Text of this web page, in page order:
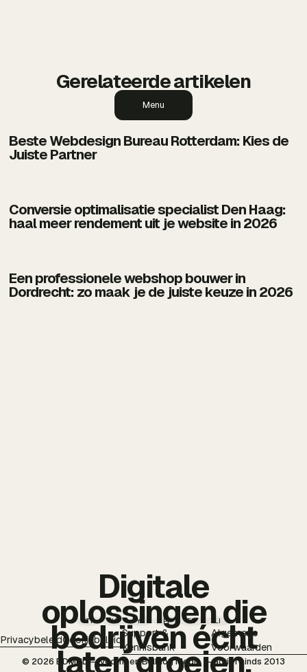
Beste Webdesign Bureau Rotterdam: Kies de
Juiste Partner
Conversie optimalisatie specialist Den Haag:
haal meer rendement uit je website in 2026
Een professionele webshop bouwer in
Dordrecht: zo maak je de juiste keuze in 2026
Gerelateerde artikelen
Menu
TT IG YT PI FB LI
PrivacybeleidCookiebeleid
Support &
Kennisbank
Algemene
Voorwaarden
© 2026 BDMNL — voorheen Bulldog Media — actief sinds 2013
Digitale
oplossingen die
bedrijven écht
laten groeien.